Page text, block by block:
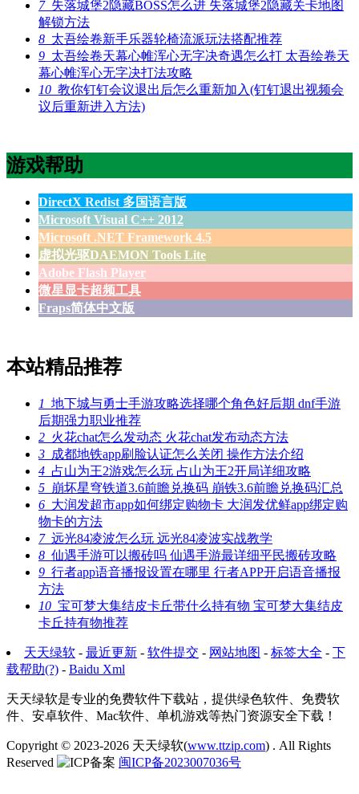
7失落城堡2隐藏BOSS怎么进 失落城堡2隐藏关卡地图
解锁方法
8 太吾绘卷新手乐器轮椅流派玩法搭配推荐
9 太吾绘卷天幕心帷浑心无字决奇遇怎么打 太吾绘卷天
幕心帷浑心无字决打法攻略
10 教你钉钉会议退出后怎么重新加入(钉钉退出视频会
议后重新进入方法)
游戏帮助
DirectX Redist 多国语言版
Microsoft Visual C++ 2012
Microsoft .NET Framework 4.5
虚拟光驱DAEMON Tools Lite
Adobe Flash Player
微星显卡超频工具
Fraps简体中文版
本站精品推荐
1 地下城与勇士手游攻略选择哪个角色好后期 dnf手游
后期强力职业推荐
2 火花chat怎么发动态 火花chat发布动态方法
3 成都地铁app刷脸认证怎么关闭 操作方法介绍
4 占山为王2游戏怎么玩 占山为王2开局详细攻略
5 崩坏星穹铁道3.6前瞻兑换码 崩铁3.6前瞻兑换码汇总
6 大润发超市app如何绑定购物卡 大润发优鲜app绑定购
物卡的方法
7远光84凌波怎么玩 远光84凌波实战教学
8 仙遇手游可以搬砖吗 仙遇手游最详细平民搬砖攻略
9 行者app语音播报设置在哪里 行者APP开启语音播报
方法
10 宝可梦大集结皮卡丘带什么持有物 宝可梦大集结皮
卡丘持有物推荐
天天绿软 - 最近更新 - 软件提交 - 网站地图 - 标签大全 - 下
载帮助(?) - Baidu Xml
天天绿软是专业的免费软件下载站，提供绿色软件、免费软
件、安卓软件、Mac软件、单机游戏等热门资源安全下载！
Copyright © 2023-2026 天天绿软(www.ttzip.com) . All Rights
Reserved
闽ICP备2023007036号